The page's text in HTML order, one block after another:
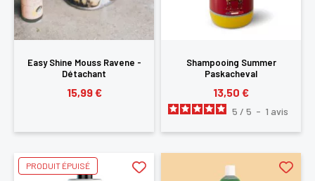
Easy Shine Mouss Ravene -
Détachant
15,99 €
Shampooing Summer
Paskacheval
13,50 €
5 / 5 - 1 avis
PRODUIT ÉPUISÉ